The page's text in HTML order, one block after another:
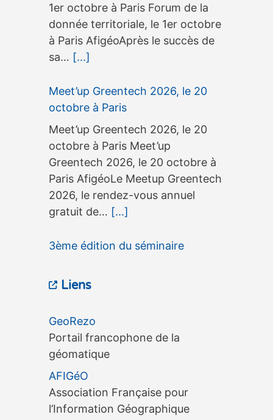
1er octobre à Paris Forum de la
donnée territoriale, le 1er octobre
à Paris AfigéoAprès le succès de
sa… [...]
Meet’up Greentech 2026, le 20
octobre à Paris
Meet’up Greentech 2026, le 20
octobre à Paris Meet’up
Greentech 2026, le 20 octobre à
Paris AfigéoLe Meetup Greentech
2026, le rendez-vous annuel
gratuit de… [...]
3ème édition du séminaire
Tours
OneGeo Suite, le 15 septembre à
Tours 3ème édition du séminaire
OneGeo Suite, le 15 septembre à
OneGeo…
3ème édition d’une exposition
Portail francophone de la
géomatique
AFIGéO
Association Française pour
l’Information Géographique